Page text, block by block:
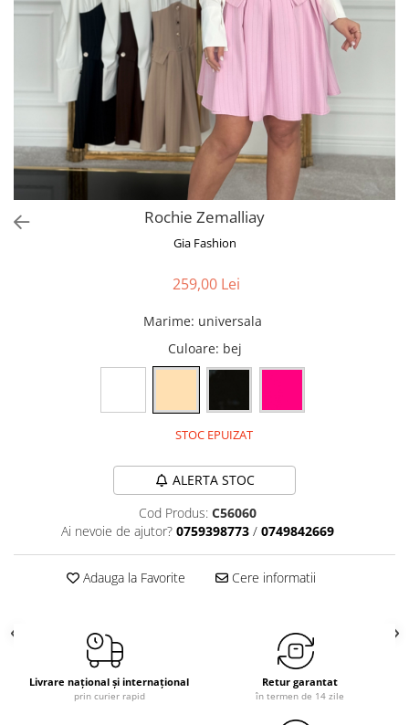
Pantaloni
Veste
Paltoane
Sacouri
Traditional
Rochie Zemalliay
Gia Fashion
259,00 Lei
Marime: universala
Culoare: bej
STOC EPUIZAT
ALERTA STOC
Cod Produs: C56060
Ai nevoie de ajutor? 0759398773 / 0749842669
Adauga la Favorite Cere informatii
Livrare național și internațional
prin curier rapid
Retur garantat
în termen de 14 zile